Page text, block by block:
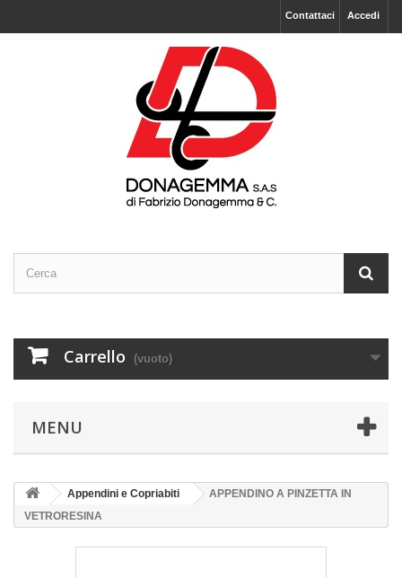
Accedi
Contattaci
Carrello (vuoto)
MENU
Appendini e Copriabiti
APPENDINO A PINZETTA IN
VETRORESINA